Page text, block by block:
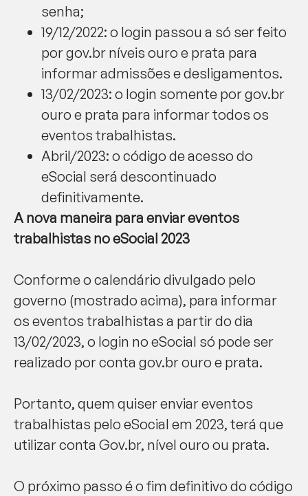
senha;
19/12/2022: o login passou a só ser feito
por gov.br níveis ouro e prata para
informar admissões e desligamentos.
13/02/2023: o login somente por gov.br
ouro e prata para informar todos os
eventos trabalhistas.
Abril/2023: o código de acesso do
eSocial será descontinuado
definitivamente.
A nova maneira para enviar eventos
trabalhistas no eSocial 2023
Conforme o calendário divulgado pelo
governo (mostrado acima), para informar
os eventos trabalhistas a partir do dia
13/02/2023, o login no eSocial só pode ser
realizado por conta gov.br ouro e prata.
Portanto, quem quiser enviar eventos
trabalhistas pelo eSocial em 2023, terá que
utilizar conta Gov.br, nível ouro ou prata.
O próximo passo é o fim definitivo do código